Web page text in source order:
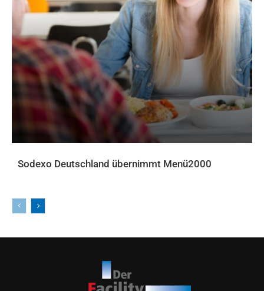
Sodexo Deutschland übernimmt Menü2000